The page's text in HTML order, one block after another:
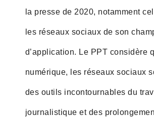
la presse de 2020, notamment
les réseaux sociaux de son
d’application. Le PPT considère
numérique, les réseaux sociaux
des outils incontournables du
journalistique et des